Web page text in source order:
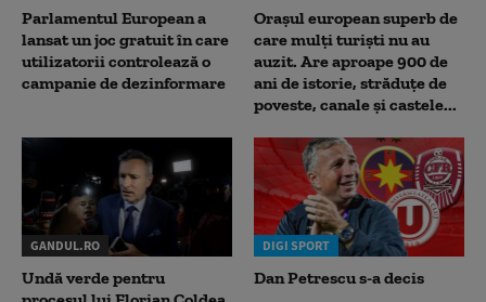
Parlamentul European a
lansat un joc gratuit în care
utilizatorii controlează o
campanie de dezinformare
Orașul european superb de
care mulți turiști nu au
auzit. Are aproape 900 de
ani de istorie, străduțe de
poveste, canale și castele...
GANDUL.RO
Undă verde pentru
DIGI SPORT
Dan Petrescu s-a decis